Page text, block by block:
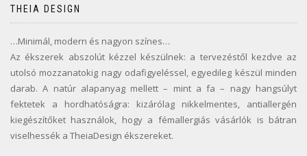
THEIA DESIGN
…Minimál, modern és nagyon színes…
Az ékszerek abszolút kézzel készülnek: a tervezéstől kezdve az
utolsó mozzanatokig nagy odafigyeléssel, egyedileg készül minden
darab. A natúr alapanyag mellett – mint a fa – nagy hangsúlyt
fektetek a hordhatóságra: kizárólag nikkelmentes, antiallergén
kiegészítőket használok, hogy a fémallergiás vásárlók is bátran
viselhessék a TheiaDesign ékszereket.